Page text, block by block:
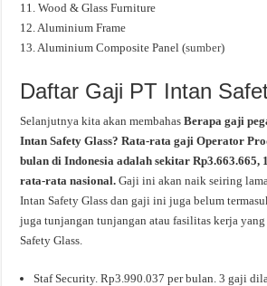
11. Wood & Glass Furniture
12. Aluminium Frame
13. Aluminium Composite Panel (sumber)
Daftar Gaji PT Intan
Selanjutnya kita akan membahasBerapa gaji
Intan Safety Glass? Rata-rata gaji Operator
bulan di Indonesia adalah sekitar
rata-rata nasional.Gaji ini akan naik seiring
Intan Safety Glass dan gaji ini juga belum
juga tunjangan tunjangan atau fasilitas kerja
Safety Glass.
Staf Security. Rp3.990.037 per bulan. 3 gaji